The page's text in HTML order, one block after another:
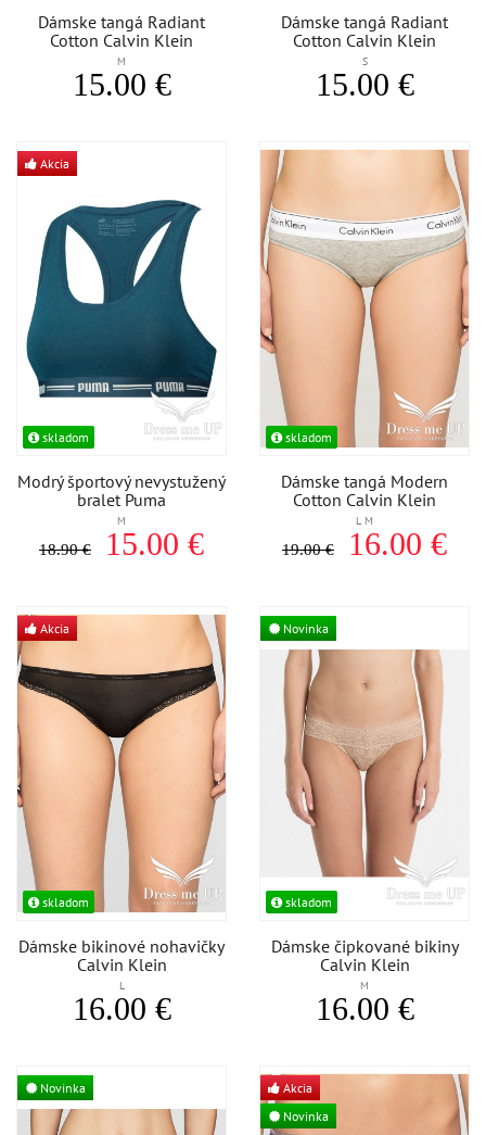
Dámske tangá Radiant
Cotton Calvin Klein
M
15.00 €
Dámske tangá Radiant
Cotton Calvin Klein
S
15.00 €
Akcia
skladom
Modrý športový nevystužený
bralet Puma
M
18.90 € 15.00 €
skladom
Dámske tangá Modern
Cotton Calvin Klein
L M
19.00 € 16.00 €
Akcia
skladom
Dámske bikinové nohavičky
Calvin Klein
L
16.00 €
Novinka
skladom
Dámske čipkované bikiny
Calvin Klein
M
16.00 €
Novinka
Akcia
Novinka